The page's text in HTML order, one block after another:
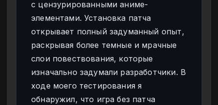
с цензурированными аниме-
элементами. Установка патча
открывает полный задуманный опыт,
раскрывая более темные и мрачные
слои повествования, которые
изначально задумали разработчики. В
ходе моего тестирования я
обнаружил, что игра без патча